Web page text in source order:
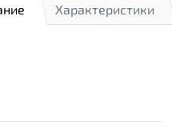
Характеристики